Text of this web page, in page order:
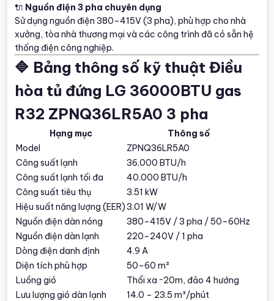
🔌 Nguồn điện 3 pha chuyên dụng
Sử dụng nguồn điện 380–415V (3 pha), phù hợp cho nhà
xưởng, tòa nhà thương mại và các công trình đã có sẵn hệ
thống điện công nghiệp.
🔷 Bảng thông số kỹ thuật Điều
hòa tủ đứng LG 36000BTU gas
R32 ZPNQ36LR5A0 3 pha
Hạng mục
Thông số
Model
ZPNQ36LR5A0
Công suất lạnh
36.000 BTU/h
Công suất lạnh tối đa
40.000 BTU/h
Công suất tiêu thụ
3.51 kW
Hiệu suất năng lượng (EER)3.01 W/W
Nguồn điện dàn nóng
380–415V / 3 pha / 50–60Hz
Nguồn điện dàn lạnh
220–240V / 1 pha
Dòng điện danh định
4.9 A
Diện tích phù hợp
50–60 m²
Luồng gió
Thổi xa ~20m, đảo 4 hướng
Lưu lượng gió dàn lạnh
14.0 – 23.5 m³/phút